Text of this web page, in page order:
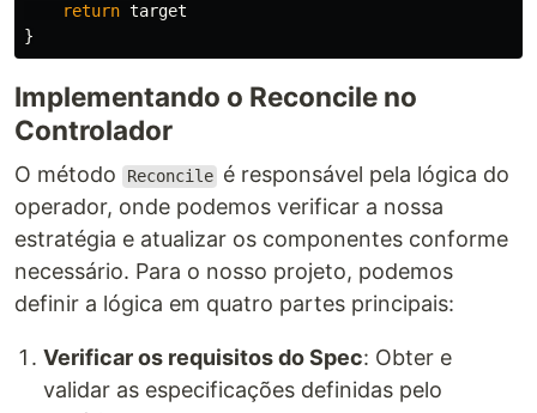
return target
}
Implementando o Reconcile no
Controlador
O método Reconcile é responsável pela lógica do
operador, onde podemos verificar a nossa
estratégia e atualizar os componentes conforme
necessário. Para o nosso projeto, podemos
definir a lógica em quatro partes principais:
Verificar os requisitos do Spec: Obter e
validar as especificações definidas pelo